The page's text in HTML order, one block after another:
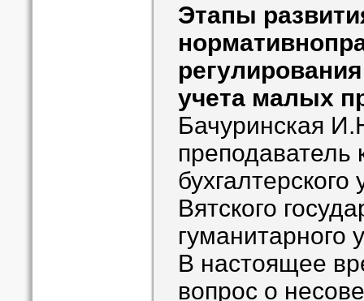
Этапы
учета малых
Бачуринская
бухгалтерского
Вятского
гуманитарного
В настоящее
вопрос о